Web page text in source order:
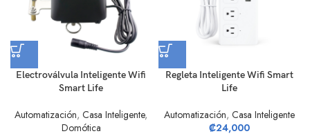
Electroválvula Inteligente Wifi
Smart Life
Automatización, Casa Inteligente,
Domótica
Regleta Inteligente Wifi Smart
Life
Automatización, Casa Inteligente
₡24,000